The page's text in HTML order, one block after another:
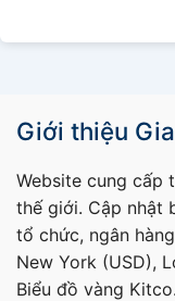
Giới thiệu
Website cung cấp
thế giới. Cập nhật
tổ chức, ngân
New York (USD),
Biểu đồ vàng